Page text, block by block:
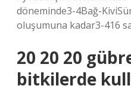
döneminde3-4Bağ-
oluşumuna kadar3-416
20 20 20
bitkilerde